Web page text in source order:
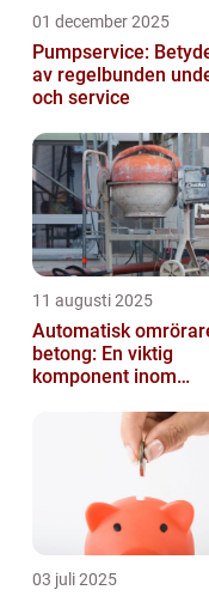
01 december 2025
Pumpservice:
av regelbunden
och service
11 augusti 2025
Automatisk
betong: En viktig
komponent inom
03 juli 2025